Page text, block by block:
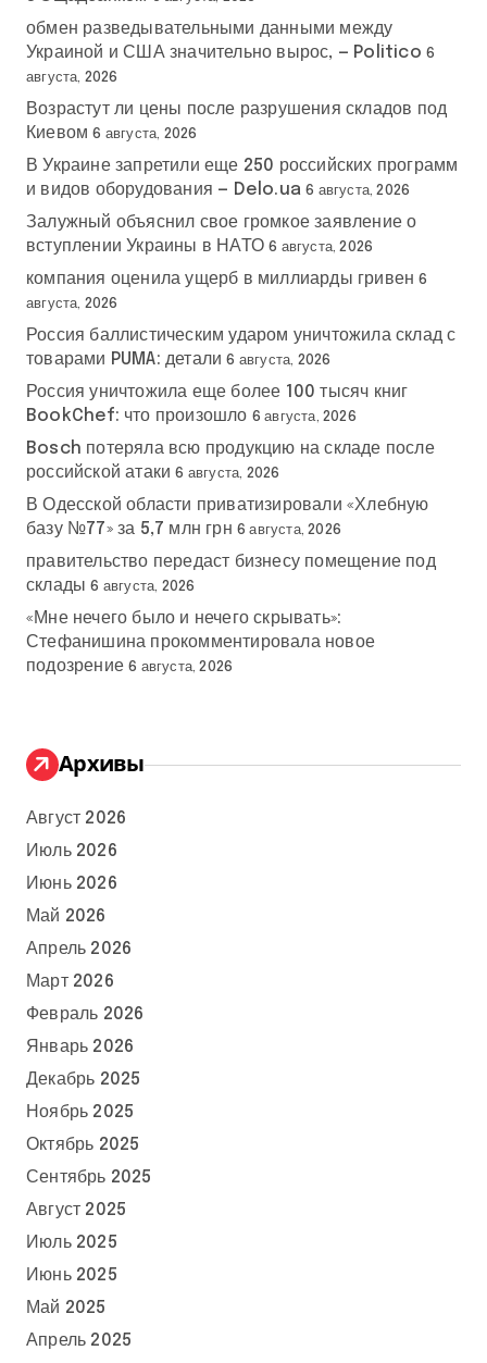
обмен разведывательными данными между
Украиной и США значительно вырос, — Politico 6
августа, 2026
Возрастут ли цены после разрушения складов под
Киевом 6 августа, 2026
В Украине запретили еще 250 российских программ
и видов оборудования — Delo.ua 6 августа, 2026
Залужный объяснил свое громкое заявление о
вступлении Украины в НАТО 6 августа, 2026
компания оценила ущерб в миллиарды гривен 6
августа, 2026
Россия баллистическим ударом уничтожила склад с
товарами PUMA: детали 6 августа, 2026
Россия уничтожила еще более 100 тысяч книг
BookChef: что произошло 6 августа, 2026
Bosch потеряла всю продукцию на складе после
российской атаки 6 августа, 2026
В Одесской области приватизировали «Хлебную
базу №77» за 5,7 млн грн 6 августа, 2026
правительство передаст бизнесу помещение под
склады 6 августа, 2026
«Мне нечего было и нечего скрывать»:
Стефанишина прокомментировала новое
подозрение 6 августа, 2026
Архивы
Август 2026
Июль 2026
Июнь 2026
Май 2026
Апрель 2026
Март 2026
Февраль 2026
Январь 2026
Декабрь 2025
Ноябрь 2025
Октябрь 2025
Сентябрь 2025
Август 2025
Июль 2025
Июнь 2025
Май 2025
Апрель 2025